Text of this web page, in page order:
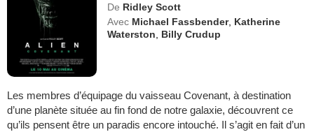
De Ridley Scott
Avec Michael Fassbender, Katherine
Waterston
Billy Crudup
Les membres d’équipage du vaisseau Covenant, à destination
d’une planète située au fin fond de notre galaxie, découvrent ce
qu’ils pensent être un paradis encore intouché. Il s’agit en fait d’un